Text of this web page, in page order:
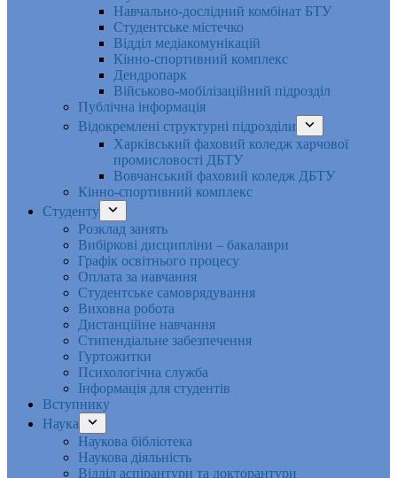
Навчально-дослідний комбінат БТУ
Студентське містечко
Відділ медіакомунікацій
Кінно-спортивний комплекс
Дендропарк
Військово-мобілізаційний підрозділ
Публічна інформація
Відокремлені структурні підрозділи
Харківський фаховий коледж харчової
промисловості ДБТУ
Вовчанський фаховий коледж ДБТУ
Кінно-спортивний комплекс
Студенту
Розклад занять
Вибіркові дисципліни – бакалаври
Графік освітнього процесу
Оплата за навчання
Студентське самоврядування
Виховна робота
Дистанційне навчання
Стипендіальне забезпечення
Гуртожитки
Психологічна служба
Інформація для студентів
Вступнику
Наука
Наукова бібліотека
Наукова діяльність
Відділ аспірантури та докторантури